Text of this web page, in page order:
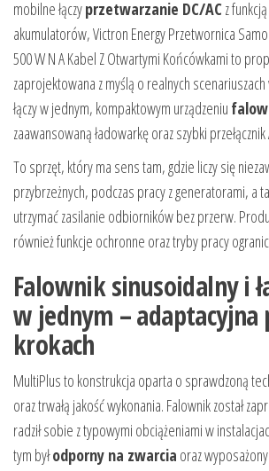
mobilne łączyprzetwarzanie DC/AC z
akumulatorów, Victron Energy Przetwornica
500 W N A Kabel Z Otwartymi Końcówkami to
zaprojektowana z myślą o realnych
łączy w jednym, kompaktowym urządzeniu
zaawansowaną ładowarkę oraz szybki przełącznik
To sprzęt, który ma sens tam, gdzie liczy się
przybrzeżnych, podczas pracy z generatorami, a
utrzymać zasilanie odbiorników bez przerw.
również funkcje ochronne oraz tryby pracy
Falownik sinusoidalny i
w jednym – adaptacyjna
krokach
MultiPlus to konstrukcja oparta o sprawdzoną
oraz trwałą jakość wykonania. Falownik został
radził sobie z typowymi obciążeniami w
tym byłodporny na zwarcia oraz